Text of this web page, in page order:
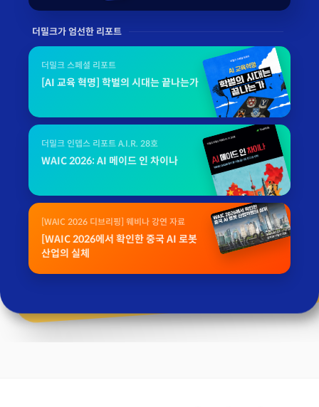
더밀크가 엄선한 리포트
더밀크 스페셜 리포트
[AI 교육 혁명] 학벌의 시대는 끝나는가
더밀크 인뎁스 리포트 A.I.R. 28호
WAIC 2026: AI 메이드 인 차이나
[WAIC 2026 디브리핑] 웨비나 강연 자료
[WAIC 2026에서 확인한 중국 AI 로봇
산업의 실체